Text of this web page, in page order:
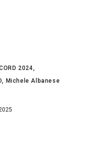
2024
Michele Albanese